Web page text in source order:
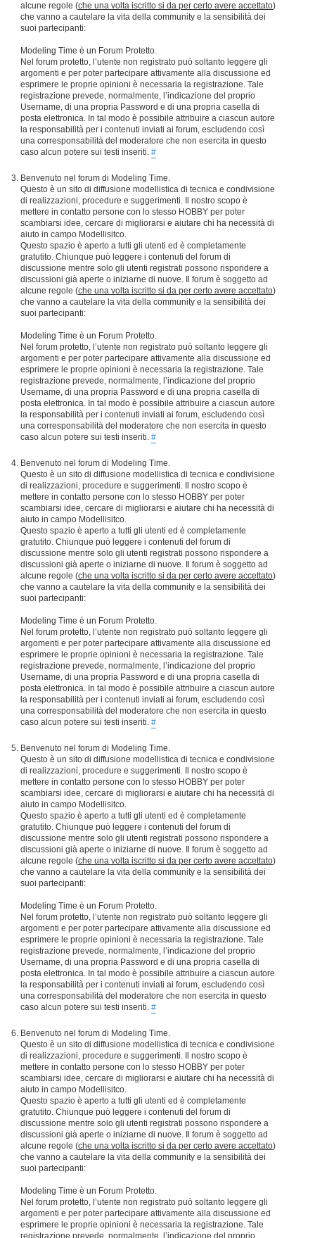
alcune regole (che una volta iscritto si da per certo avere accettato)
che vanno a cautelare la vita della community e la sensibilità dei
suoi partecipanti:
Modeling Time è un Forum Protetto.
Nel forum protetto, l’utente non registrato può soltanto leggere gli
argomenti e per poter partecipare attivamente alla discussione ed
esprimere le proprie opinioni è necessaria la registrazione. Tale
registrazione prevede, normalmente, l’indicazione del proprio
Username, di una propria Password e di una propria casella di
posta elettronica. In tal modo è possibile attribuire a ciascun autore
la responsabilità per i contenuti inviati ai forum, escludendo così
una corresponsabilità del moderatore che non esercita in questo
caso alcun potere sui testi inseriti. #
Benvenuto nel forum di Modeling Time.
Questo è un sito di diffusione modellistica di tecnica e condivisione
di realizzazioni, procedure e suggerimenti. Il nostro scopo è
mettere in contatto persone con lo stesso HOBBY per poter
scambiarsi idee, cercare di migliorarsi e aiutare chi ha necessità di
aiuto in campo Modellisitco.
Questo spazio è aperto a tutti gli utenti ed è completamente
gratutito. Chiunque può leggere i contenuti del forum di
discussione mentre solo gli utenti registrati possono rispondere a
discussioni già aperte o iniziarne di nuove. Il forum è soggetto ad
alcune regole (che una volta iscritto si da per certo avere accettato)
che vanno a cautelare la vita della community e la sensibilità dei
suoi partecipanti:
Modeling Time è un Forum Protetto.
Nel forum protetto, l’utente non registrato può soltanto leggere gli
argomenti e per poter partecipare attivamente alla discussione ed
esprimere le proprie opinioni è necessaria la registrazione. Tale
registrazione prevede, normalmente, l’indicazione del proprio
Username, di una propria Password e di una propria casella di
posta elettronica. In tal modo è possibile attribuire a ciascun autore
la responsabilità per i contenuti inviati ai forum, escludendo così
una corresponsabilità del moderatore che non esercita in questo
caso alcun potere sui testi inseriti. #
Benvenuto nel forum di Modeling Time.
Questo è un sito di diffusione modellistica di tecnica e condivisione
di realizzazioni, procedure e suggerimenti. Il nostro scopo è
mettere in contatto persone con lo stesso HOBBY per poter
scambiarsi idee, cercare di migliorarsi e aiutare chi ha necessità di
aiuto in campo Modellisitco.
Questo spazio è aperto a tutti gli utenti ed è completamente
gratutito. Chiunque può leggere i contenuti del forum di
discussione mentre solo gli utenti registrati possono rispondere a
discussioni già aperte o iniziarne di nuove. Il forum è soggetto ad
alcune regole (che una volta iscritto si da per certo avere accettato)
che vanno a cautelare la vita della community e la sensibilità dei
suoi partecipanti:
Modeling Time è un Forum Protetto.
Nel forum protetto, l’utente non registrato può soltanto leggere gli
argomenti e per poter partecipare attivamente alla discussione ed
esprimere le proprie opinioni è necessaria la registrazione. Tale
registrazione prevede, normalmente, l’indicazione del proprio
Username, di una propria Password e di una propria casella di
posta elettronica. In tal modo è possibile attribuire a ciascun autore
la responsabilità per i contenuti inviati ai forum, escludendo così
una corresponsabilità del moderatore che non esercita in questo
caso alcun potere sui testi inseriti. #
Benvenuto nel forum di Modeling Time.
Questo è un sito di diffusione modellistica di tecnica e condivisione
di realizzazioni, procedure e suggerimenti. Il nostro scopo è
mettere in contatto persone con lo stesso HOBBY per poter
scambiarsi idee, cercare di migliorarsi e aiutare chi ha necessità di
aiuto in campo Modellisitco.
Questo spazio è aperto a tutti gli utenti ed è completamente
gratutito. Chiunque può leggere i contenuti del forum di
discussione mentre solo gli utenti registrati possono rispondere a
discussioni già aperte o iniziarne di nuove. Il forum è soggetto ad
alcune regole (che una volta iscritto si da per certo avere accettato)
che vanno a cautelare la vita della community e la sensibilità dei
suoi partecipanti:
Modeling Time è un Forum Protetto.
Nel forum protetto, l’utente non registrato può soltanto leggere gli
argomenti e per poter partecipare attivamente alla discussione ed
esprimere le proprie opinioni è necessaria la registrazione. Tale
registrazione prevede, normalmente, l’indicazione del proprio
Username, di una propria Password e di una propria casella di
posta elettronica. In tal modo è possibile attribuire a ciascun autore
la responsabilità per i contenuti inviati ai forum, escludendo così
una corresponsabilità del moderatore che non esercita in questo
caso alcun potere sui testi inseriti. #
Benvenuto nel forum di Modeling Time.
Questo è un sito di diffusione modellistica di tecnica e condivisione
di realizzazioni, procedure e suggerimenti. Il nostro scopo è
mettere in contatto persone con lo stesso HOBBY per poter
scambiarsi idee, cercare di migliorarsi e aiutare chi ha necessità di
aiuto in campo Modellisitco.
Questo spazio è aperto a tutti gli utenti ed è completamente
gratutito. Chiunque può leggere i contenuti del forum di
discussione mentre solo gli utenti registrati possono rispondere a
discussioni già aperte o iniziarne di nuove. Il forum è soggetto ad
alcune regole (che una volta iscritto si da per certo avere accettato)
che vanno a cautelare la vita della community e la sensibilità dei
suoi partecipanti:
Modeling Time è un Forum Protetto.
Nel forum protetto, l’utente non registrato può soltanto leggere gli
argomenti e per poter partecipare attivamente alla discussione ed
esprimere le proprie opinioni è necessaria la registrazione. Tale
registrazione prevede, normalmente, l’indicazione del proprio